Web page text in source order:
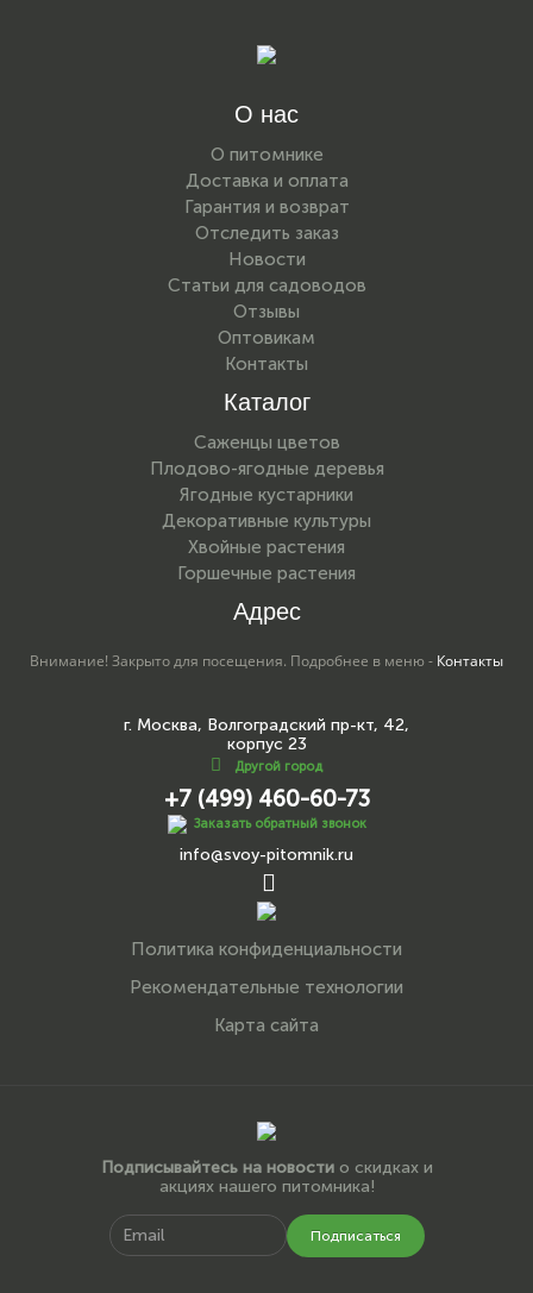
О нас
О питомнике
Доставка и оплата
Гарантия и возврат
Отследить заказ
Новости
Статьи для садоводов
Отзывы
Оптовикам
Контакты
Каталог
Саженцы цветов
Плодово-ягодные деревья
Ягодные кустарники
Декоративные культуры
Хвойные растения
Горшечные растения
Адрес
Внимание! Закрыто для посещения. Подробнее в меню - Контакты
г. Москва, Волгоградский пр-кт, 42,
корпус 23
Другой город
+7 (499) 460-60-73
Заказать обратный звонок
info@svoy-pitomnik.ru
Политика конфиденциальности
Рекомендательные технологии
Карта сайта
Подписывайтесь на новостио скидках и
акциях нашего питомника!
Подписаться